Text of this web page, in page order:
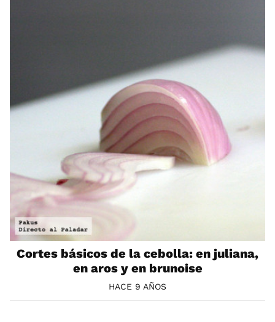
Cortes básicos de la cebolla: en juliana,
en aros y en brunoise
HACE 9 AÑOS